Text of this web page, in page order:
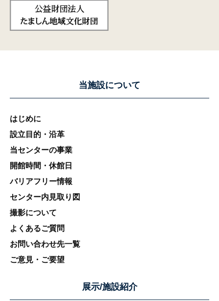
当施設について
はじめに
設立目的・沿革
当センターの事業
開館時間・休館日
バリアフリー情報
センター内見取り図
撮影について
よくあるご質問
お問い合わせ先一覧
ご意見・ご要望
展示/施設紹介